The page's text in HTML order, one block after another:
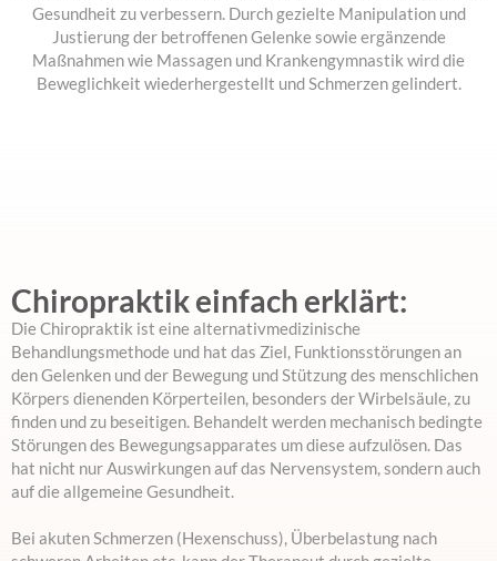
Gesundheit zu verbessern. Durch gezielte Manipulation und
Justierung der betroffenen Gelenke sowie ergänzende
Maßnahmen wie Massagen und Krankengymnastik wird die
Beweglichkeit wiederhergestellt und Schmerzen gelindert.
Chiropraktik einfach erklärt:
Die Chiropraktik ist eine alternativmedizinische
Behandlungsmethode und hat das Ziel, Funktionsstörungen an
den Gelenken und der Bewegung und Stützung des menschlichen
Körpers dienenden Körperteilen, besonders der Wirbelsäule, zu
finden und zu beseitigen. Behandelt werden mechanisch bedingte
Störungen des Bewegungsapparates um diese aufzulösen. Das
hat nicht nur Auswirkungen auf das Nervensystem, sondern auch
auf die allgemeine Gesundheit.
Bei akuten Schmerzen (Hexenschuss), Überbelastung nach